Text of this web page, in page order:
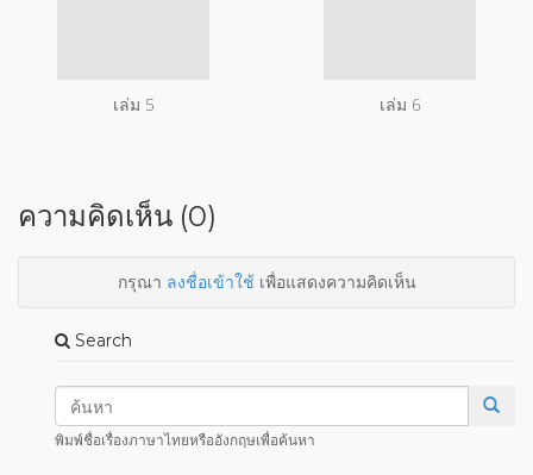
เล่ม 5 เล่ม 6
ความคิดเห็น (0)
กรุณา ลงชื่อเข้าใช้เพื่อแสดงความคิดเห็น
Search
พิมพ์ชื่อเรื่องภาษาไทยหรืออังกฤษเพื่อค้นหา